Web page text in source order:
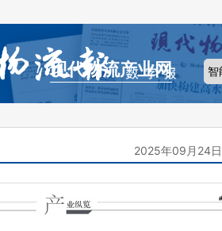
现代物流产业网
2025年09月24